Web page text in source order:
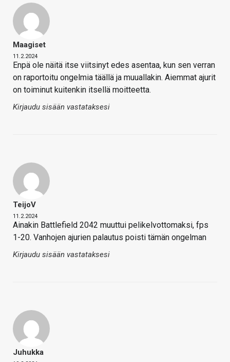
Maagiset
11.2.2024
Enpä ole näitä itse viitsinyt edes asentaa, kun sen verran
on raportoitu ongelmia täällä ja muuallakin. Aiemmat ajurit
on toiminut kuitenkin itsellä moitteetta.
Kirjaudu sisään vastataksesi
TeijoV
11.2.2024
Ainakin Battlefield 2042 muuttui pelikelvottomaksi, fps
1-20. Vanhojen ajurien palautus poisti tämän ongelman
Kirjaudu sisään vastataksesi
Juhukka